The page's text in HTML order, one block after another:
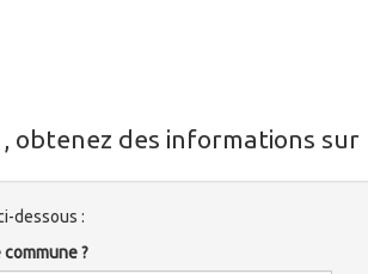
des informations sur
dessous :
?